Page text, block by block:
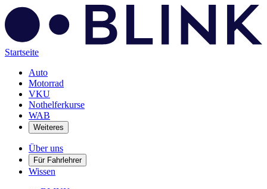
Startseite
Auto
Motorrad
VKU
Nothelferkurse
WAB
Weiteres
Über uns
Für Fahrlehrer
Wissen